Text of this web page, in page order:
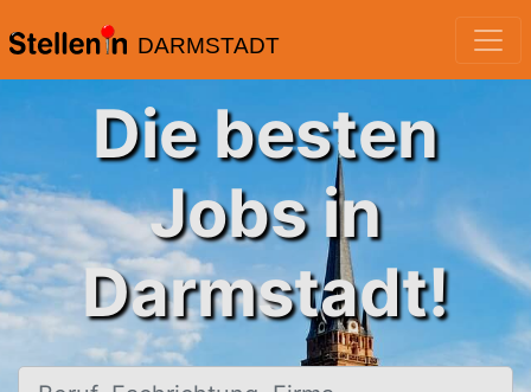
DARMSTADT
Die besten
Jobs in
Darmstadt!
Beruf, Fachrichtung, Firma